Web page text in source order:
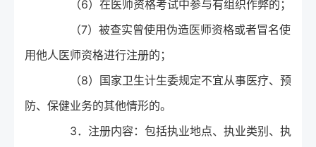
（6）在医师资格考试中参与有组织作弊的；
（7）被查实曾使用伪造医师资格或者冒名使
用他人医师资格进行注册的；
（8）国家卫生计生委规定不宜从事医疗、预
防、保健业务的其他情形的。
3．注册内容：包括执业地点、执业类别、执